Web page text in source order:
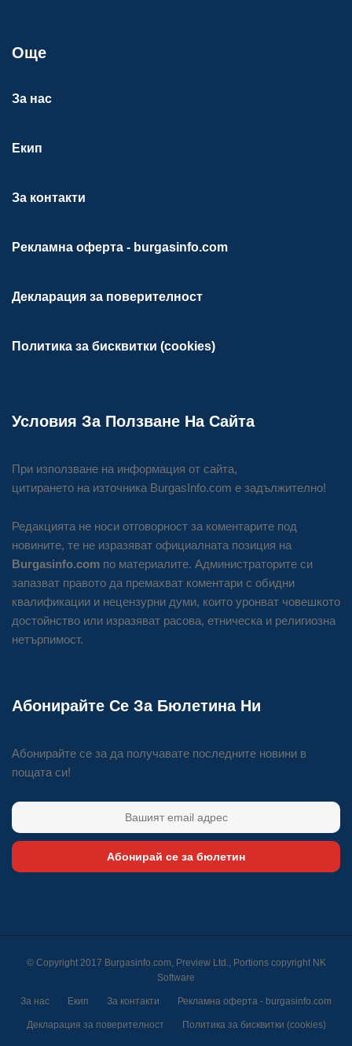
Още
За нас
Екип
За контакти
Рекламна оферта - burgasinfo.com
Декларация за поверителност
Политика за бисквитки (cookies)
Условия За Ползване На Сайта
При използване на информация от сайта,
цитирането на източника BurgasInfo.com е задължително!
Редакцията не носи отговорност за коментарите под
новините, те не изразяват официалната позиция на
Burgasinfo.com по материалите. Администраторите си
запазват правото да премахват коментари с обидни
квалификации и нецензурни думи, които уронват човешкото
достойнство или изразяват расова, етническа и религиозна
нетърпимост.
Абонирайте Се За Бюлетина Ни
Абонирайте се за да получавате последните новини в
пощата си!
Абонирай се за бюлетин
© Copyright 2017 Burgasinfo.com, Preview Ltd., Portions copyright NK
Software
За нас Екип За контакти Рекламна оферта - burgasinfo.com
Декларация за поверителност Политика за бисквитки (cookies)